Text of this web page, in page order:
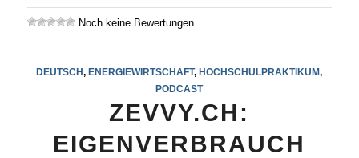
Noch keine Bewertungen
DEUTSCH,ENERGIEWIRTSCHAFT,HOCHSCHULPRAKTIKUM,
PODCAST
ZEVVY.CH:
EIGENVERBRAUCH